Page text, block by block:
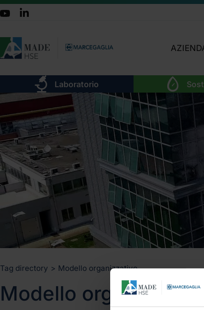
CHI
TEAM
DOVE
Laboratorio
Tag directory > Modello organizzativo
Modello organizzativo